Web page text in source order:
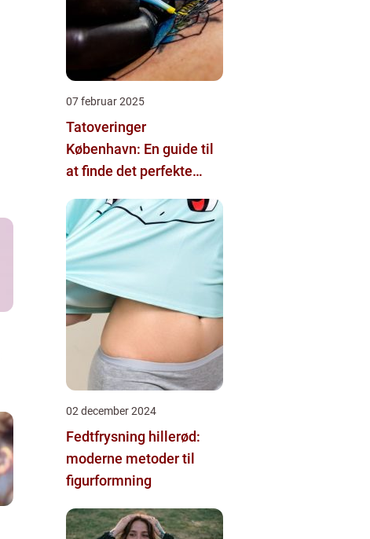
07 februar 2025
Tatoveringer
København: En guide til
at finde det perfekte
02 december 2024
Fedtfrysning hillerød:
moderne metoder til
figurformning